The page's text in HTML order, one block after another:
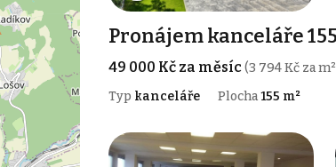
Pronájem kanceláře
49 000 Kč za měsíc(3 794 Kč za
Typ kanceláře Plocha155 m²